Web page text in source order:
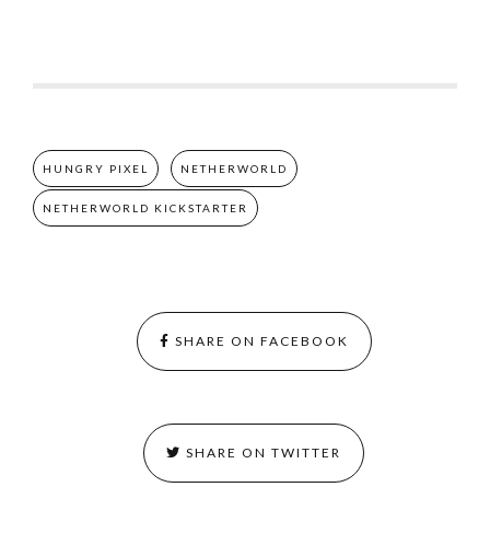
HUNGRY PIXEL NETHERWORLD
NETHERWORLD KICKSTARTER
SHARE ON FACEBOOK
SHARE ON TWITTER